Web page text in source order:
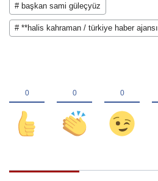
# başkan sami güleçyüz
# **halis kahraman / türkiye haber ajansı